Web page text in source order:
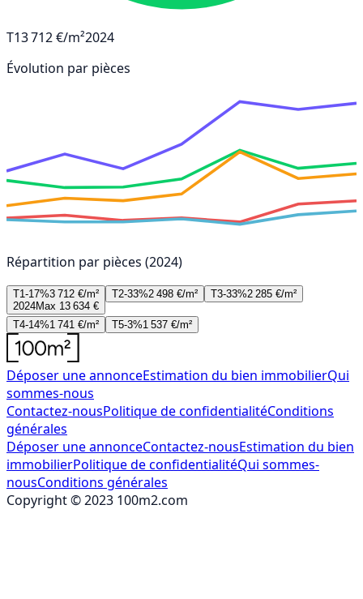
T13 712 €/m²2024
Évolution par pièces
Répartition par pièces (2024)
T1-17%3 712 €/m²
2024Max 13 634 €
T2-33%2 498 €/m² T3-33%2 285 €/m²
T4-14%1 741 €/m² T5-3%1 537 €/m²
Déposer une annonceEstimation du bien immobilierQui
sommes-nous
Contactez-nousPolitique de confidentialitéConditions
générales
Déposer une annonceContactez-nousEstimation du bien
immobilierPolitique de confidentialitéQui sommes-
nousConditions générales
Copyright © 2023 100m2.com